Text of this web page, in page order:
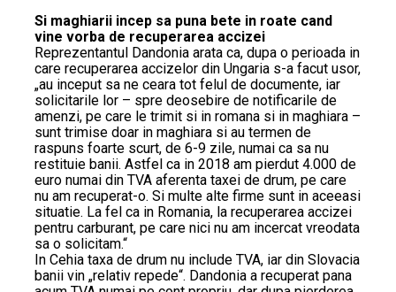
Si maghiarii incep sa puna bete in roate cand
vine vorba de recuperarea accizei
Reprezentantul Dandonia arata ca, dupa o perioada in
care recuperarea accizelor din Ungaria s-a facut usor,
„au inceput sa ne ceara tot felul de documente, iar
solicitarile lor – spre deosebire de notificarile de
amenzi, pe care le trimit si in romana si in maghiara –
sunt trimise doar in maghiara si au termen de
raspuns foarte scurt, de 6-9 zile, numai ca sa nu
restituie banii. Astfel ca in 2018 am pierdut 4.000 de
euro numai din TVA aferenta taxei de drum, pe care
nu am recuperat-o. Si multe alte firme sunt in aceeasi
situatie. La fel ca in Romania, la recuperarea accizei
pentru carburant, pe care nici nu am incercat vreodata
sa o solicitam.“
In Cehia taxa de drum nu include TVA, iar din Slovacia
banii vin „relativ repede“. Dandonia a recuperat pana